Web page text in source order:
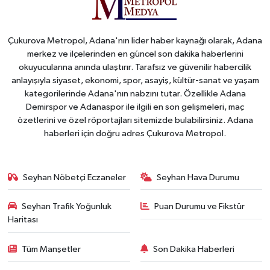
Çukurova Metropol, Adana'nın lider haber kaynağı olarak, Adana
merkez ve ilçelerinden en güncel son dakika haberlerini
okuyucularına anında ulaştırır. Tarafsız ve güvenilir habercilik
anlayışıyla siyaset, ekonomi, spor, asayiş, kültür-sanat ve yaşam
kategorilerinde Adana'nın nabzını tutar. Özellikle Adana
Demirspor ve Adanaspor ile ilgili en son gelişmeleri, maç
özetlerini ve özel röportajları sitemizde bulabilirsiniz. Adana
haberleri için doğru adres Çukurova Metropol.
Seyhan Nöbetçi Eczaneler Seyhan Hava Durumu
Seyhan Trafik Yoğunluk
Haritası
Puan Durumu ve Fikstür
Tüm Manşetler Son Dakika Haberleri